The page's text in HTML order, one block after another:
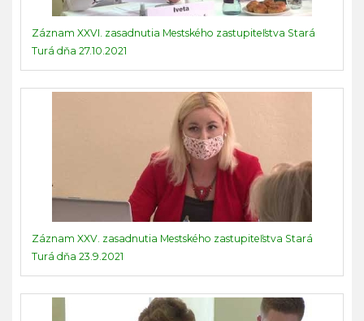
Záznam XXVI. zasadnutia Mestského zastupiteľstva Stará
Turá dňa 27.10.2021
Záznam XXV. zasadnutia Mestského zastupiteľstva Stará
Turá dňa 23.9.2021